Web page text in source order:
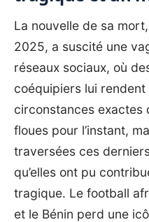
La nouvelle de sa
2025, a suscité une
réseaux sociaux, où
coéquipiers lui rendent
circonstances exactes
floues pour l’instant,
traversées ces
qu’elles ont pu
tragique. Le football
et le Bénin perd une